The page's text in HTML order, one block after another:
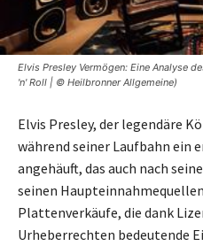
Elvis Presley Vermögen: Eine Analyse
'n' Roll | © Heilbronner Allgemeine)
Elvis Presley, der legendäre
während seiner Laufbahn ein
angehäuft, das auch nach
seinen
Plattenverkäufe, die dank
Urheberrechten bedeutende